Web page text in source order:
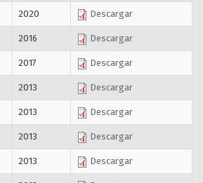
2020 Descargar
2016 Descargar
2017 Descargar
2013 Descargar
2013 Descargar
2013 Descargar
2013 Descargar